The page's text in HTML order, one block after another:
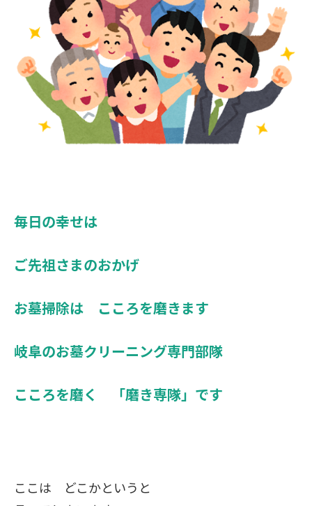
毎日の幸せは
ご先祖さまのおかげ
お墓掃除は こころを磨きます
岐阜のお墓クリーニング専門部隊
こころを磨く 「磨き専隊」です
ここは どこかというと